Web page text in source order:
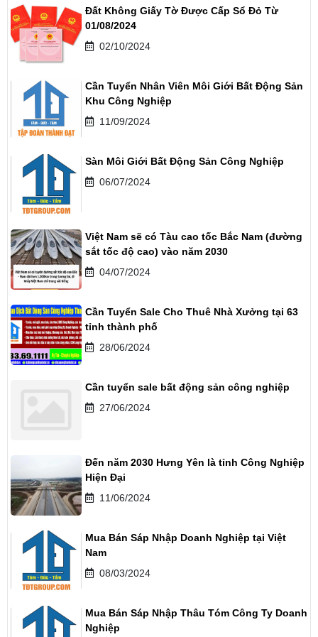
Đất Không Giấy Tờ Được Cấp Sổ Đỏ Từ
01/08/2024
02/10/2024
Cần Tuyển Nhân Viên Môi Giới Bất Động Sản
Khu Công Nghiệp
11/09/2024
Sàn Môi Giới Bất Động Sản Công Nghiệp
06/07/2024
Việt Nam sẽ có Tàu cao tốc Bắc Nam (đường
sắt tốc độ cao) vào năm 2030
04/07/2024
Cần Tuyển Sale Cho Thuê Nhà Xưởng tại 63
tỉnh thành phố
28/06/2024
Cần tuyển sale bất động sản công nghiệp
27/06/2024
Đến năm 2030 Hưng Yên là tỉnh Công Nghiệp
Hiện Đại
11/06/2024
Mua Bán Sáp Nhập Doanh Nghiệp tại Việt
Nam
08/03/2024
Mua Bán Sáp Nhập Thâu Tóm Công Ty Doanh
Nghiệp